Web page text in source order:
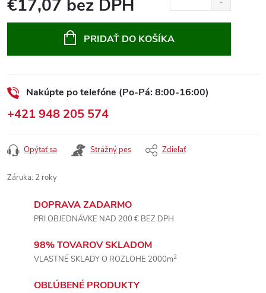
€17,07 bez DPH
PRIDAŤ DO KOŠÍKA
Nakúpte po telefóne (Po-Pá: 8:00-16:00)
+421 948 205 574
Opýtať sa Strážný pes Zdieľať
Záruka: 2 roky
DOPRAVA ZADARMO
PRI OBJEDNÁVKE NAD 200 € BEZ DPH
98% TOVAROV SKLADOM
VLASTNÉ SKLADY O ROZLOHE 2000m2
OBĽÚBENÉ PRODUKTY